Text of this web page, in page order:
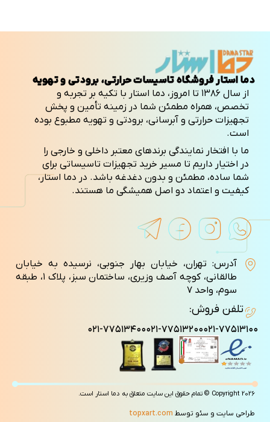
دما استار فروشگاه تاسیسات حرارتی، برودتی و تهویه
از سال ۱۳۸۶ تا امروز، دما استار با تکیه بر تجربه و
تخصص، همراه مطمئن شما در زمینه تأمین و پخش
تجهیزات حرارتی و آبرسانی، برودتی و تهویه مطبوع بوده
است.
ما با افتخار نمایندگی برندهای معتبر داخلی و خارجی را
در اختیار داریم تا مسیر خرید تجهیزات تاسیساتی برای
شما ساده، مطمئن و بدون دغدغه باشد. در دما استار،
کیفیت و اعتماد دو اصل همیشگی ما هستند.
آدرس: تهران، خیابان بهار جنوبی، نرسیده به خیابان
طالقانی، کوچه آصف وزيری، ساختمان سبز، پلاک ۱، طبقه
سوم، واحد ۷
تلفن فروش:
۰۲۱-۷۷۵۱۳۱۰۰۰۲۱-۷۷۵۱۳۲۰۰۰۲۱-۷۷۵۱۳۴۰۰
Copyright 2026 © تمام حقوق این سایت متعلق به دما استار است.
طراحی سایت و سئو توسط topxart.com